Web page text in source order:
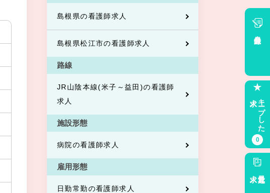
島根県の看護師求人
島根県松江市の看護師求人
路線
JR山陰本線(米子～益田)の看護師
求人
施設形態
病院の看護師求人
雇用形態
日勤常勤の看護師求人
キープした
0
最近見た